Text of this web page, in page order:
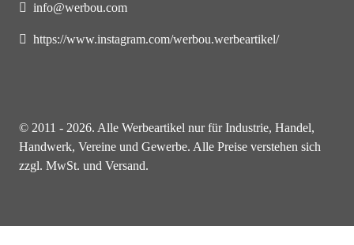
info@werbou.com
https://www.instagram.com/werbou.werbeartikel/
© 2011 - 2026. Alle Werbeartikel nur für Industrie, Handel,
Handwerk, Vereine und Gewerbe. Alle Preise verstehen sich
zzgl. MwSt. und Versand.